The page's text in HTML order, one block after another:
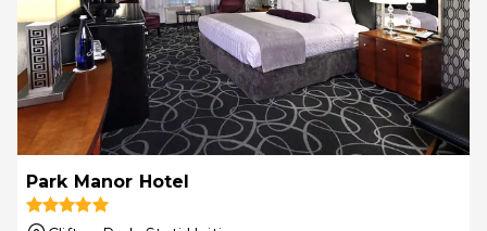
Park Manor Hotel